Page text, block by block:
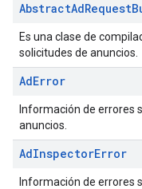
AbstractAdRequest
Es una clase de
solicitudes de anuncios.
AdError
Información de errores
anuncios.
AdInspectorError
Información de errores